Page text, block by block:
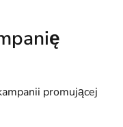
promującej